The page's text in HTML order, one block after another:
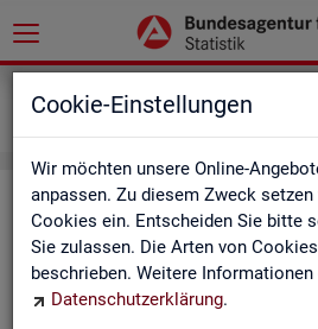
Cookie-Einstellungen
Wir möchten unsere Online-
anpassen. Zu diesem Zweck
Cookies ein. Entscheiden Sie bitte
Sie zulassen. Die Arten von
beschrieben. Weitere
Datenschutzerklärung.
Die Steck­brie­fe in­for­mie­ren über
rech­nung und Da­ten­quel­len der
tik der Bun­des­agen­tur für Ar­beit